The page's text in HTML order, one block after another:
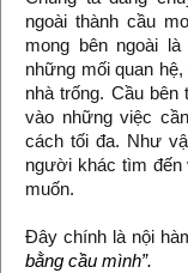
ngoài thành cầu
mong bên ngoài
những mối quan
nhà trống. Cầu
vào những việc
cách tối đa. Như
người khác tìm
muốn.
Đây chính là nội
bằng cầu mình”.